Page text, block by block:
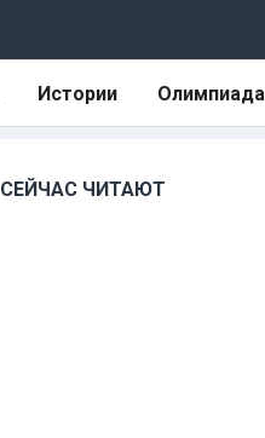
Истории Олимпиада
СЕЙЧАС ЧИТАЮТ